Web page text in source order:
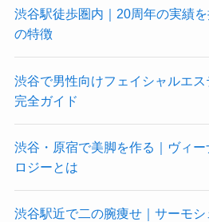
渋谷駅徒歩圏内｜20周年の実績
の特徴
渋谷で男性向けフェイシャルエ
完全ガイド
渋谷・原宿で美脚を作る｜ヴィ
ロジーとは
渋谷駅近で二の腕痩せ｜サーモ